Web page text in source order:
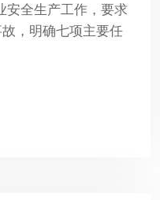
安全生产工作，要求
，明确七项主要任